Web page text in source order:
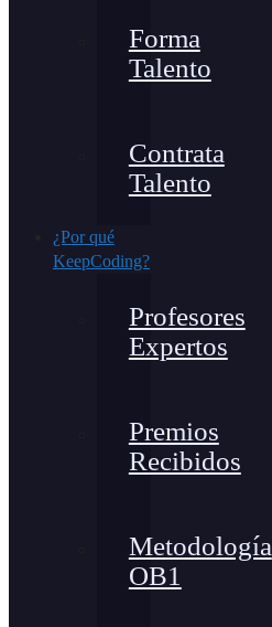
Forma
Talento
Contrata
Talento
¿Por qué
KeepCoding?
Profesores
Expertos
Premios
Recibidos
Metodología
OB1